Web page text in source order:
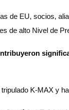
de EU, socios,
de alto Nivel de
K-MAX y